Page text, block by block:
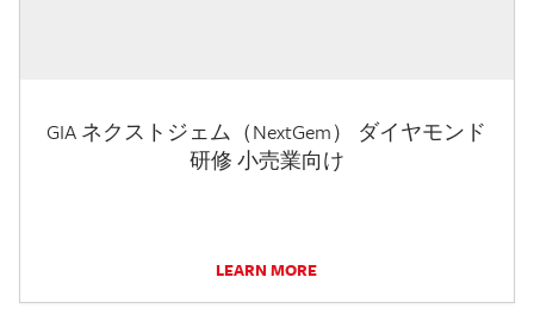
GIA ネクストジェム（NextGem） ダイヤモンド
研修 小売業向け
LEARN MORE